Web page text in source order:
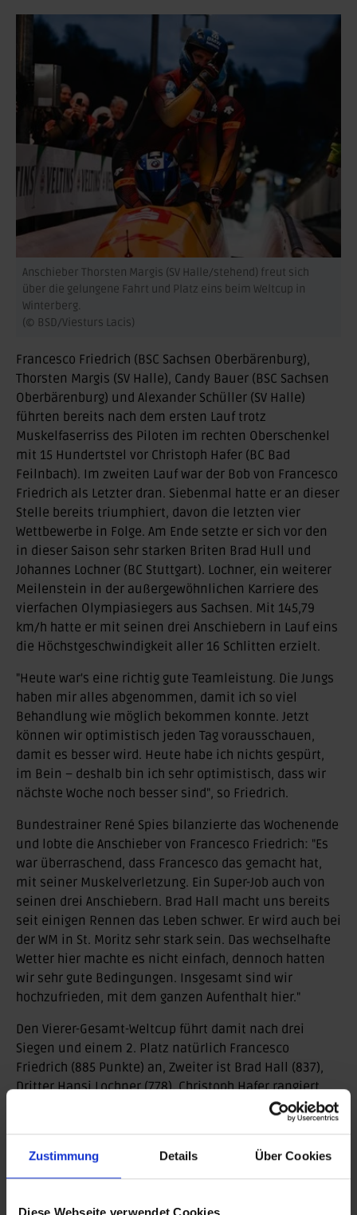
Zustimmung Details Über Cookies
Diese Webseite verwendet Cookies
Anschieber Thorsten Margis (SV Halle/stehend) freut sich
über die gelungene Fahrt und Platz eins beim Weltcup in
Winterberg.
(© BSD/Viesturs Lacis)
Francesco Friedrich (BSC Sachsen Oberbärenburg),
Thorsten Margis (SV Halle), Candy Bauer (BSC Sachsen
Oberbärenburg) und Alexander Schüller (SV Halle)
führten bereits nach dem ersten Lauf trotz
Muskelfaserriss des Piloten im rechten Oberschenkel
mit 15 Hundertstel vor Christoph Hafer (BC Bad
Feilnbach). Im zweiten Lauf war der Bob von Francesco
Friedrich als Letzter dran. Siebenmal hatte er an dieser
Stelle bereits triumphiert, davon die letzten vier
Wettbewerbe in Folge. Am Ende setzte er sich vor den
in dieser Saison sehr starken Briten Brad Hull und
Johannes Lochner (BC Stuttgart). Lochner, ein weiterer
Meilenstein in der außergewöhnlichen Karriere des
vierfachen Olympiasiegers aus Sachsen. Mit 145,79
km/h hatte er mit seinen drei Anschiebern in Lauf eins
die Höchstgeschwindigkeit aller 16 Schlitten erzielt.
"Heute war's eine richtig gute Teamleistung. Die Jungs
haben mir alles abgenommen, damit ich so viel
Behandlung wie möglich bekommen konnte. Jetzt
können wir optimistisch jeden Tag vorausschauen,
damit es besser wird. Heute habe ich nichts gespürt,
im Bein – deshalb bin ich sehr optimistisch, dass wir
nächste Woche noch besser sind", so Friedrich.
Bundestrainer René Spies bilanzierte das Wochenende
und lobte die Anschieber von Francesco Friedrich: "Es
war überraschend, dass Francesco das gemacht hat,
mit seiner Muskelverletzung. Ein Super-Job auch von
seinen drei Anschiebern. Brad Hall macht uns bereits
seit einigen Rennen das Leben schwer. Er wird auch bei
der WM in St. Moritz sehr stark sein. Das wechselhafte
Wetter hier machte es nicht einfach, dennoch hatten
wir sehr gute Bedingungen. Insgesamt sind wir
hochzufrieden, mit dem ganzen Aufenthalt hier."
Den Vierer-Gesamt-Weltcup führt damit nach drei
Siegen und einem 2. Platz natürlich Francesco
Friedrich (885 Punkte) an, Zweiter ist Brad Hall (837),
Dritter Hansi Lochner (778). Christoph Hafer rangiert